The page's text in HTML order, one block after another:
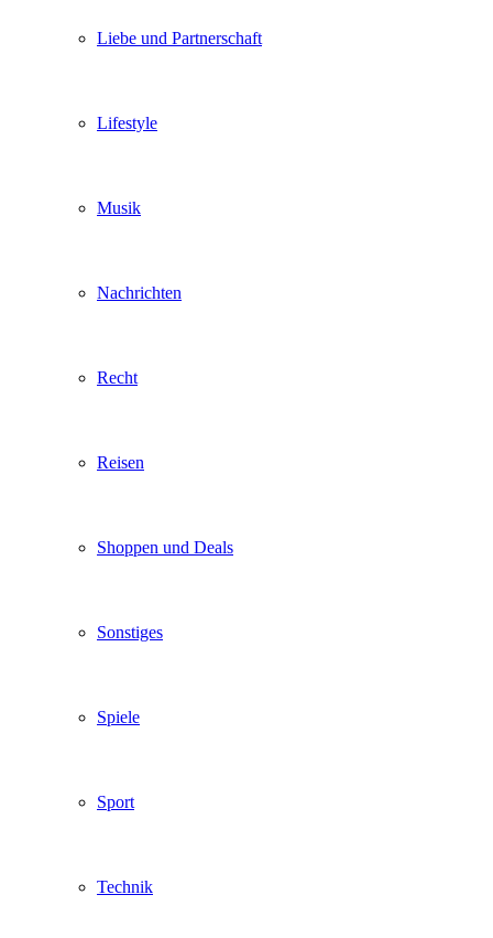
Liebe und Partnerschaft
Lifestyle
Musik
Nachrichten
Recht
Reisen
Shoppen und Deals
Sonstiges
Spiele
Sport
Technik